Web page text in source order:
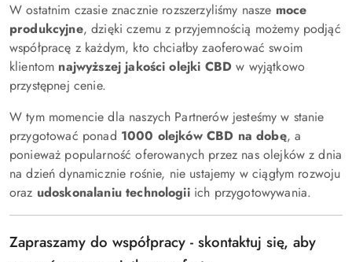
W ostatnim czasie znacznie rozszerzyliśmy nasze moce
produkcyjne, dzięki czemu z przyjemnością możemy podjąć
współpracę z każdym, kto chciałby zaoferować swoim
klientom najwyższej jakości olejki CBD w wyjątkowo
przystępnej cenie.
W tym momencie dla naszych Partnerów jesteśmy w stanie
przygotować ponad 1000 olejków CBD na dobę, a
ponieważ popularność oferowanych przez nas olejków z dnia
na dzień dynamicznie rośnie, nie ustajemy w ciągłym rozwoju
oraz udoskonalaniu technologiiich przygotowywania.
Zapraszamy do współpracy - skontaktuj się, aby